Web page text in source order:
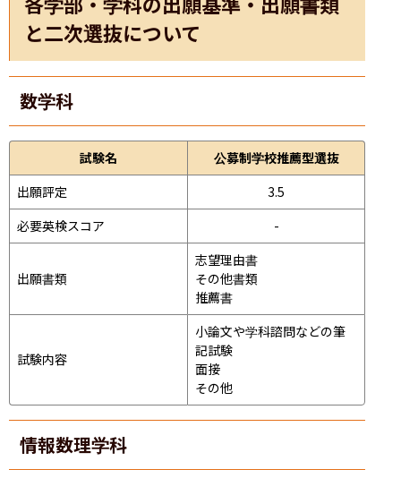
と二次選抜について
数学科
試験名
公募制学校推薦型選抜
出願評定
3.5
必要英検スコア
-
出願書類
志望理由書
その他書類
推薦書
試験内容
小論文や学科諮問などの筆
記試験
面接
その他
情報数理学科